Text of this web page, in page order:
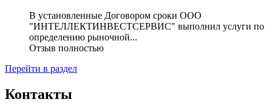
В установленные Договором сроки ООО
"ИНТЕЛЛЕКТИНВЕСТСЕРВИС" выполнил услуги по
определению рыночной...
Отзыв полностью
Перейти в раздел
Контакты